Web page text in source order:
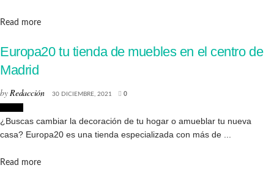
Read moreDetails
Europa20 tu tienda de muebles en el centro de
Madrid
by Redacción 30 DICIEMBRE, 2021 0
¿Buscas cambiar la decoración de tu hogar o amueblar tu nueva
casa? Europa20 es una tienda especializada con más de ...
Read moreDetails